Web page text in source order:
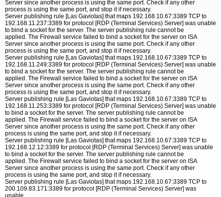
Server since another process is using the same port. Check if any other
process is using the same port, and stop it if necessary.
Server publishing rule [Las Gaviotas] that maps 192.168.10.67:3389 TCP to
192.168.11.237:3389 for protocol [RDP (Terminal Services) Server] was unable
to bind a socket for the server. The server publishing rule cannot be
applied. The Firewall service failed to bind a socket for the server on ISA
Server since another process is using the same port. Check if any other
process is using the same port, and stop it if necessary.
Server publishing rule [Las Gaviotas] that maps 192.168.10.67:3389 TCP to
192.168.11.249:3389 for protocol [RDP (Terminal Services) Server] was unable
to bind a socket for the server. The server publishing rule cannot be
applied. The Firewall service failed to bind a socket for the server on ISA
Server since another process is using the same port. Check if any other
process is using the same port, and stop it if necessary.
Server publishing rule [Las Gaviotas] that maps 192.168.10.67:3389 TCP to
192.168.11.253:3389 for protocol [RDP (Terminal Services) Server] was unable
to bind a socket for the server. The server publishing rule cannot be
applied. The Firewall service failed to bind a socket for the server on ISA
Server since another process is using the same port. Check if any other
process is using the same port, and stop it if necessary.
Server publishing rule [Las Gaviotas] that maps 192.168.10.67:3389 TCP to
192.168.12.12:3389 for protocol [RDP (Terminal Services) Server] was unable
to bind a socket for the server. The server publishing rule cannot be
applied. The Firewall service failed to bind a socket for the server on ISA
Server since another process is using the same port. Check if any other
process is using the same port, and stop it if necessary.
Server publishing rule [Las Gaviotas] that maps 192.168.10.67:3389 TCP to
200.109.83.171:3389 for protocol [RDP (Terminal Services) Server] was
unable